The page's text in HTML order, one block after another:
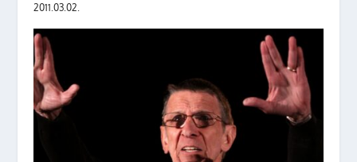
2011.03.02.